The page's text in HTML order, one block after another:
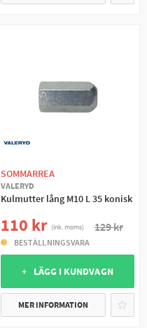
SOMMARREA
VALERYD
Kulmutter lång M10 L 35 konisk
110 kr (ink. moms) 129 kr
BESTÄLLNINGSVARA
+ LÄGG I KUNDVAGN
MER INFORMATION